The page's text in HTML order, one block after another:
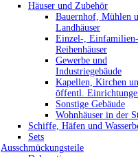
Häuser und Zubehör
Bauernhof, Mühlen
Landhäuser
Einzel-,
Reihenhäuser
Gewerbe und
Industriegebäude
Kapellen, Kirchen
öffentl.
Sonstige Gebäude
Wohnhäuser in der
Schiffe, Häfen und
Sets
Ausschmückungsteile